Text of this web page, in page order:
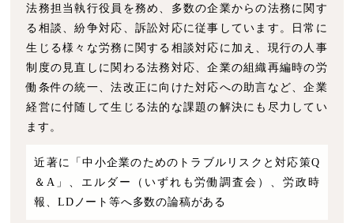
法務担当執行役員を務め、多数の企業からの法務に関す
る相談、紛争対応、訴訟対応に従事しています。日常に
生じる様々な労務に関する相談対応に加え、現行の人事
制度の見直しに関わる法務対応、企業の組織再編時の労
働条件の統一、法改正に向けた対応への助言など、企業
経営に付随して生じる法的な課題の解決にも尽力してい
ます。
近著に「中小企業のためのトラブルリスクと対応策Q
＆A」、エルダー（いずれも労働調査会）、労政時
報、LDノート等へ多数の論稿がある